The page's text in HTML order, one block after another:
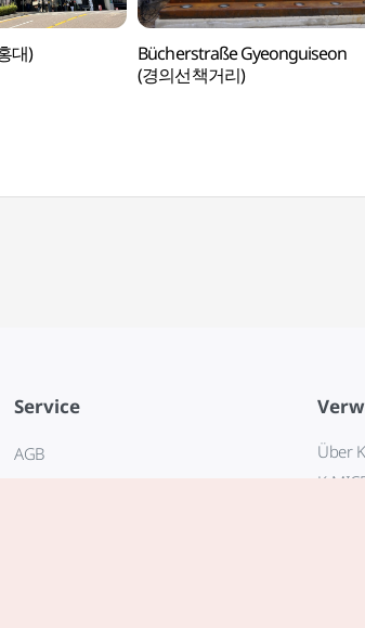
대)
Bücherstraße Gyeonguiseon
(경의선책거리)
Service
AGB
Über
K-